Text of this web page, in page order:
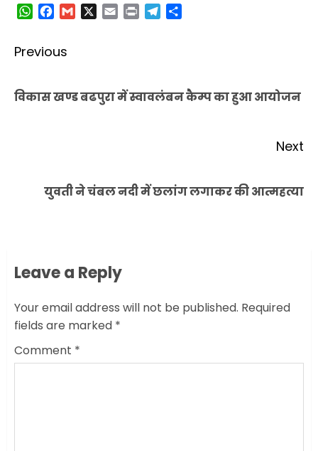
WhatsApp
Facebook
Gmail EmailPrint Telegram
Post
Previous
विकास खण्ड बढपुरा में स्वावलंबन कैम्प का हुआ आयोजन
Next
Nextयुवती ने चंबल नदी में छलांग लगाकर की आत्महत्या
Leave a Reply
Your email address will not be published. Required
fields are marked *
Comment *